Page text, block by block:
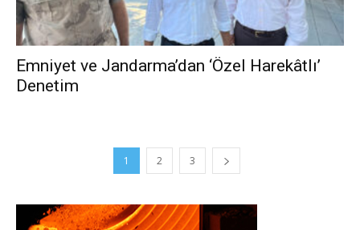
Emniyet ve Jandarma’dan ‘Özel Harekâtlı’
Denetim
1 2 3